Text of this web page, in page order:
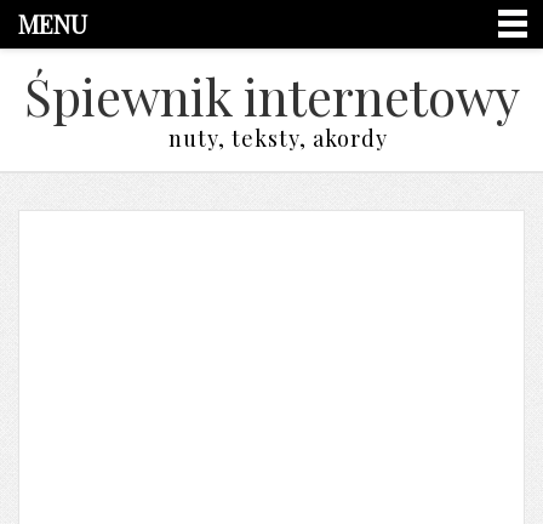
MENU
Śpiewnik internetowy
nuty, teksty, akordy